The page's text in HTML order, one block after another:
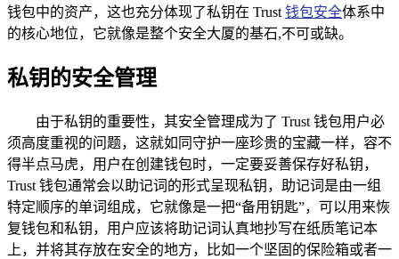
钱包中的资产，这也充分体现了私钥在 Trust钱包安全体系中
的核心地位，它就像是整个安全大厦的基石,不可或缺。
私钥的安全管理
由于私钥的重要性，其安全管理成为了 Trust 钱包用户必
须高度重视的问题，这就如同守护一座珍贵的宝藏一样，容不
得半点马虎，用户在创建钱包时，一定要妥善保存好私钥，
Trust 钱包通常会以助记词的形式呈现私钥，助记词是由一组
特定顺序的单词组成，它就像是一把“备用钥匙”，可以用来恢
复钱包和私钥，用户应该将助记词认真地抄写在纸质笔记本
上，并将其存放在安全的地方，比如一个坚固的保险箱或者一